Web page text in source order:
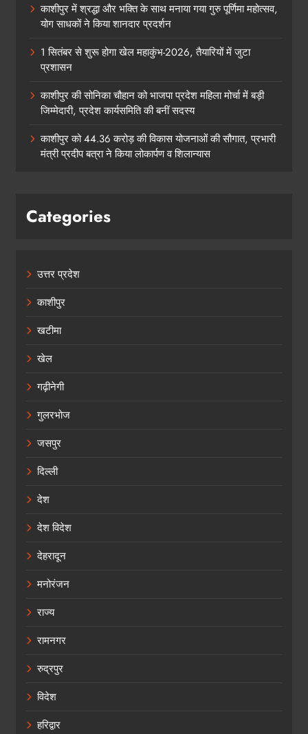
काशीपुर में श्रद्धा और भक्ति के साथ मनाया गया गुरु पूर्णिमा महोत्सव,
योग साधकों ने किया शानदार प्रदर्शन
1 सितंबर से शुरू होगा खेल महाकुंभ-2026, तैयारियों में जुटा
प्रशासन
काशीपुर की सोनिका चौहान को भाजपा प्रदेश महिला मोर्चा में बड़ी
जिम्मेदारी, प्रदेश कार्यसमिति की बनीं सदस्य
काशीपुर को 44.36 करोड़ की विकास योजनाओं की सौगात, प्रभारी
मंत्री प्रदीप बत्रा ने किया लोकार्पण व शिलान्यास
Categories
उत्तर प्रदेश
काशीपुर
खटीमा
खेल
गढ़ीनेगी
गुलरभोज
जसपुर
दिल्ली
देश
देश विदेश
देहरादून
मनोरंजन
राज्य
रामनगर
रुद्रपुर
विदेश
हरिद्वार